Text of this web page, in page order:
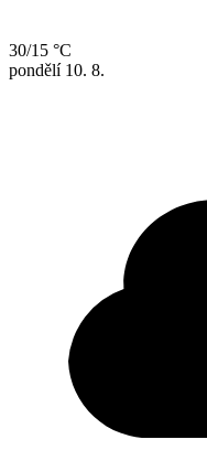
30/15 °C
pondělí 10. 8.